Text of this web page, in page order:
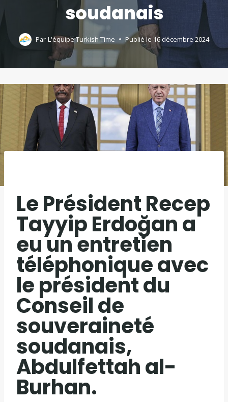
soudanais
Par L'équipe Turkish Time Publié le 16 décembre 2024
Le Président Recep
Tayyip Erdoğan a
eu un entretien
téléphonique avec
le président du
Conseil de
souveraineté
soudanais,
Abdulfettah al-
Burhan.